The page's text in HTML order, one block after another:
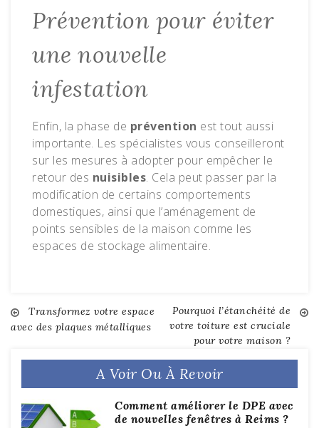
Prévention pour éviter
une nouvelle
infestation
Enfin, la phase de prévention est tout aussi
importante. Les spécialistes vous conseilleront
sur les mesures à adopter pour empêcher le
retour des nuisibles. Cela peut passer par la
modification de certains comportements
domestiques, ainsi que l’aménagement de
points sensibles de la maison comme les
espaces de stockage alimentaire.
Post
navigation
Transformez votre espace
avec des plaques métalliques
Pourquoi l’étanchéité de
votre toiture est cruciale
pour votre maison ?
A Voir Ou À Revoir
Comment améliorer le DPE avec
de nouvelles fenêtres à Reims ?